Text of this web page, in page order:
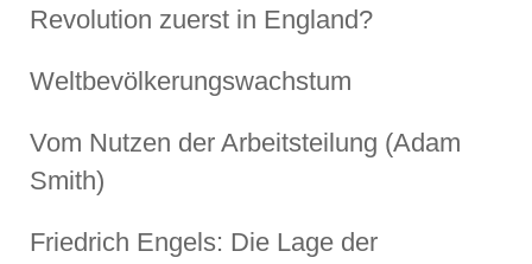
Revolution zuerst in England?
Weltbevölkerungswachstum
Vom Nutzen der Arbeitsteilung (Adam
Smith)
Friedrich Engels: Die Lage der